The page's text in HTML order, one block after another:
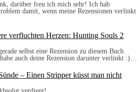
darüber freu ich mich sehr! Ich hab
damit, wenn meine Rezensionen verlinkt
verfluchten Herzen: Hunting Souls 2
selbst eine Rezension zu diesem Buch
auch deine Rezension darunter verlinkt :)…
– Einen Stripper küsst man nicht